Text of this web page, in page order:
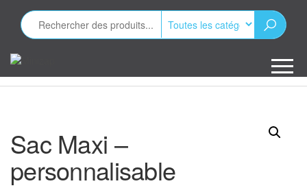
contenu
publicitaires
Sac Maxi –
personnalisable